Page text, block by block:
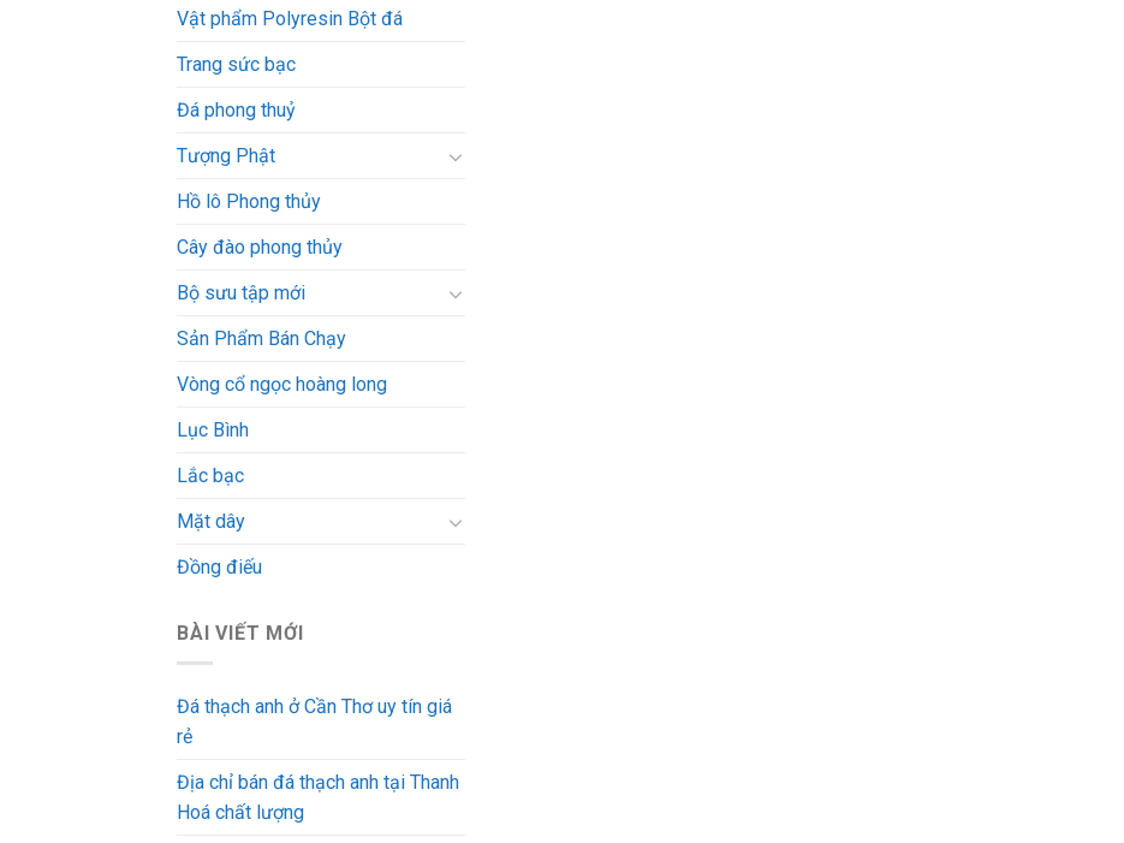
Vật phẩm Polyresin Bột đá
Trang sức bạc
Đá phong thuỷ
Tượng Phật
Hồ lô Phong thủy
Cây đào phong thủy
Bộ sưu tập mới
Sản Phẩm Bán Chạy
Vòng cổ ngọc hoàng long
Lục Bình
Lắc bạc
Mặt dây
Đồng điếu
BÀI VIẾT MỚI
Đá thạch anh ở Cần Thơ uy tín giá
rẻ
Địa chỉ bán đá thạch anh tại Thanh
Hoá chất lượng